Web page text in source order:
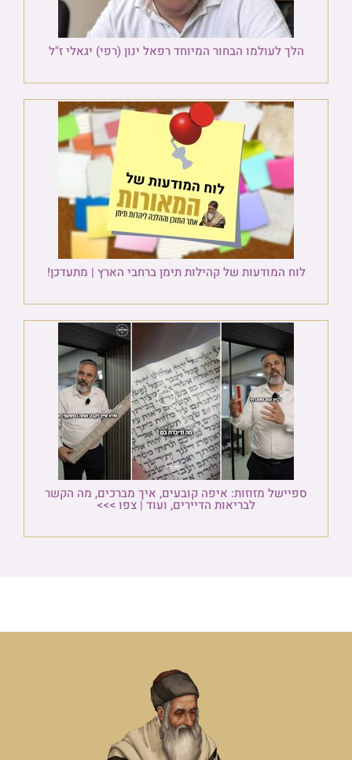
הלך לעולמו הבחור המיוחד רפאל ינון (רפי) יגאלי ז"ל
לוח המודעות של קהילות תימן ברחבי הארץ | מתעדכן!
ספיישל מזוזות: איפה קובעים, איך מברכים, מה הקשר
לבריאות הדיירים, ועוד | צפו >>>